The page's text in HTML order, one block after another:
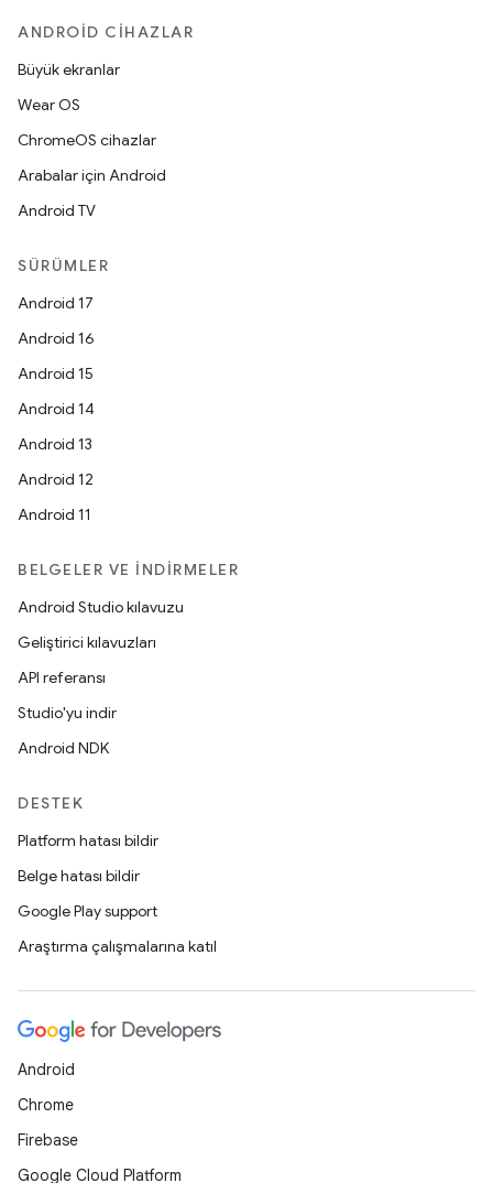
ANDROID CIHAZLAR
Büyük ekranlar
Wear OS
ChromeOS cihazlar
Arabalar için Android
Android TV
SÜRÜMLER
Android 17
Android 16
Android 15
Android 14
Android 13
Android 12
Android 11
BELGELER VE İNDIRMELER
Android Studio kılavuzu
Geliştirici kılavuzları
API referansı
Studio'yu indir
Android NDK
DESTEK
Platform hatası bildir
Belge hatası bildir
Google Play support
Araştırma çalışmalarına katıl
Android
Chrome
Firebase
Google Cloud Platform